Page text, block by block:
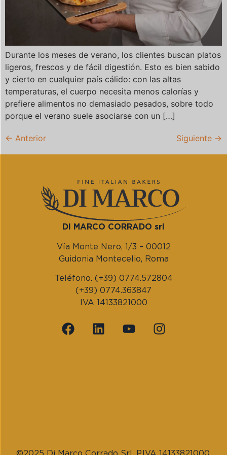
Durante los meses de verano, los clientes buscan platos
ligeros, frescos y de fácil digestión. Esto es bien sabido
y cierto en cualquier país cálido: con las altas
temperaturas, el cuerpo necesita menos calorías y
prefiere alimentos no demasiado pesados, sobre todo
porque el verano suele asociarse con un […]
← Anterior Siguiente →
DI MARCO CORRADO srl
Vía Monte Nero, 1/3 – 00012
Guidonia Montecelio, Roma
Teléfono. (+39) 0774.572804
(+39) 0774.363847
IVA 14133821000